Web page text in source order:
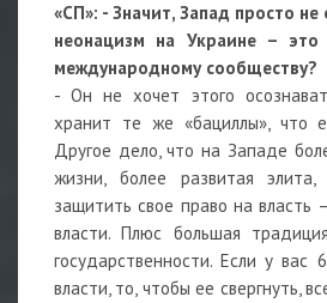
«СП»: - Значит, Запад просто не
неонацизм на Украине – это
международному сообществу?
- Он не хочет этого
хранит те же «бациллы», что
Другое дело, что на Западе
жизни, более развитая элита,
защитить свое право на власть
власти. Плюс большая
государственности. Если у вас
власти, то, чтобы ее свергнуть,